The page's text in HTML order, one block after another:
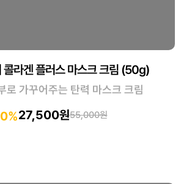
골드 캐비어 콜라겐 플러스 마스크 크림 (50g)
로 가꾸어주는 탄력 마스크 크림
27,500원55,000원